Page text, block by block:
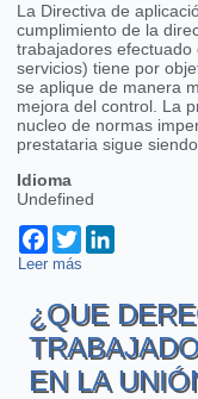
La Directiva de
cumplimiento de la
trabajadores
servicios) tiene por
se aplique de manera
mejora del control. La
nucleo de normas
prestataria sigue
Idioma
Undefined
Facebook
Twitter
Leer más
¿QUE
EN LA